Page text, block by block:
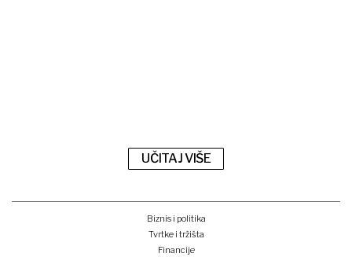
UČITAJ VIŠE
Biznis i politika
Tvrtke i tržišta
Financije